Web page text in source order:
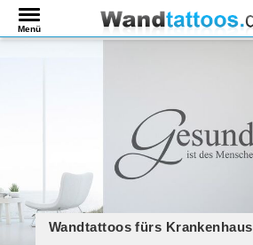
Menü
Wandtattoos fürs Krankenhaus